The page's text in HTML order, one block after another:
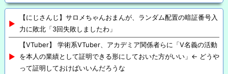
【にじさんじ】サロメちゃんおまんが、ランダム配置の暗証番号入
力に敗北「3回失敗しましたわ」
【VTuber】 学術系VTuber、アカデミア関係者らに「V名義の活動
を本人の業績として証明できる形にしておいた方がいい」← どうや
って証明しておけばいいんだろうな